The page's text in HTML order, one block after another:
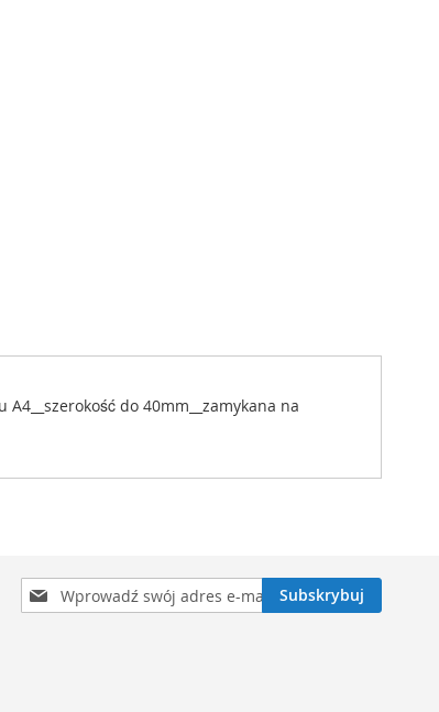
do 40mm__zamykana na
Subskrybuj
nasz
Subskrybuj